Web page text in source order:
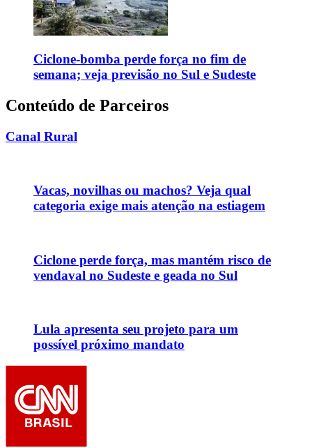
Ciclone-bomba perde força no fim de
semana; veja previsão no Sul e Sudeste
Conteúdo de Parceiros
Canal Rural
Vacas, novilhas ou machos? Veja qual
categoria exige mais atenção na estiagem
Ciclone perde força, mas mantém risco de
vendaval no Sudeste e geada no Sul
Lula apresenta seu projeto para um
possível próximo mandato